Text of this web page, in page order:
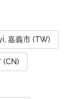
嘉義市 (TW)
(CN)